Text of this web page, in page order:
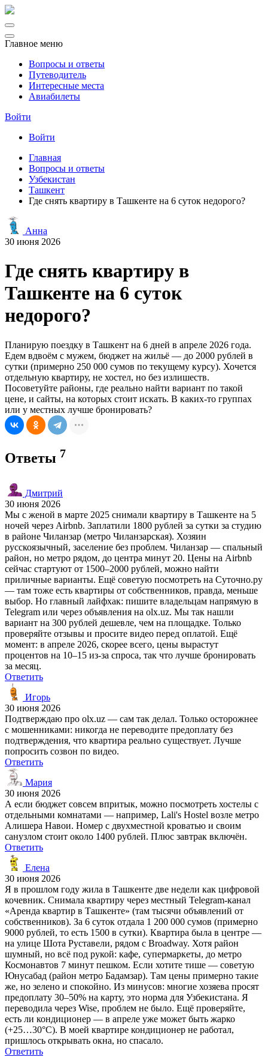
Главное меню
Вопросы и ответы
Путеводитель
Интересные места
Авиабилеты
Войти
Войти
Главная
Вопросы и ответы
Узбекистан
Ташкент
Где снять квартиру в Ташкенте на 6 суток недорого?
Анна
30 июня 2026
Где снять квартиру в
Ташкенте на 6 суток
недорого?
Планирую поездку в Ташкент на 6 дней в апреле 2026 года.
Едем вдвоём с мужем, бюджет на жильё — до 2000 рублей в
сутки (примерно 250 000 сумов по текущему курсу). Хочется
отдельную квартиру, не хостел, но без излишеств.
Посоветуйте районы, где реально найти вариант по такой
цене, и сайты, на которых стоит искать. В каких-то группах
или у местных лучше бронировать?
Ответы 7
Дмитрий
30 июня 2026
Мы с женой в марте 2025 снимали квартиру в Ташкенте на 5
ночей через Airbnb. Заплатили 1800 рублей за сутки за студию
в районе Чиланзар (метро Чиланзарская). Хозяин
русскоязычный, заселение без проблем. Чиланзар — спальный
район, но метро рядом, до центра минут 20. Цены на Airbnb
сейчас стартуют от 1500–2000 рублей, можно найти
приличные варианты. Ещё советую посмотреть на Суточно.ру
— там тоже есть квартиры от собственников, правда, меньше
выбор. Но главный лайфхак: пишите владельцам напрямую в
Telegram или через объявления на olx.uz. Мы так нашли
вариант на 300 рублей дешевле, чем на площадке. Только
проверяйте отзывы и просите видео перед оплатой. Ещё
момент: в апреле 2026, скорее всего, цены вырастут
процентов на 10–15 из-за спроса, так что лучше бронировать
за месяц.
Ответить
Игорь
30 июня 2026
Подтверждаю про olx.uz — сам так делал. Только осторожнее
с мошенниками: никогда не переводите предоплату без
подтверждения, что квартира реально существует. Лучше
попросить созвон по видео.
Ответить
Мария
30 июня 2026
А если бюджет совсем впритык, можно посмотреть хостелы с
отдельными комнатами — например, Lali's Hostel возле метро
Алишера Навои. Номер с двухместной кроватью и своим
санузлом стоит около 1400 рублей. Плюс завтрак включён.
Ответить
Елена
30 июня 2026
Я в прошлом году жила в Ташкенте две недели как цифровой
кочевник. Снимала квартиру через местный Telegram-канал
«Аренда квартир в Ташкенте» (там тысячи объявлений от
собственников). За 6 суток отдала 1 200 000 сумов (примерно
9000 рублей, то есть 1500 в сутки). Квартира была в центре —
на улице Шота Руставели, рядом с Broadway. Хотя район
шумный, но всё под рукой: кафе, супермаркеты, до метро
Космонавтов 7 минут пешком. Если хотите тише — советую
Юнусабад (район метро Бадамзар). Там цены примерно такие
же, но зелено и спокойно. Из минусов: многие хозяева просят
предоплату 30–50% на карту, это норма для Узбекистана. Я
переводила через Wise, проблем не было. Ещё проверяйте,
есть ли кондиционер — в апреле уже может быть жарко
(+25…30°C). В моей квартире кондиционер не работал,
пришлось открывать окна, но спасало.
Ответить